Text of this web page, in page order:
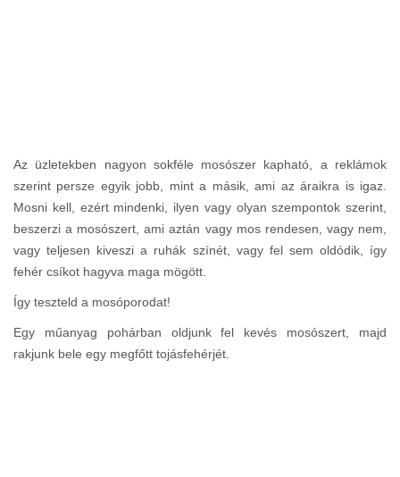
Az üzletekben nagyon sokféle mosószer kapható, a reklámok
szerint persze egyik jobb, mint a másik, ami az áraikra is igaz.
Mosni kell, ezért mindenki, ilyen vagy olyan szempontok szerint,
beszerzi a mosószert, ami aztán vagy mos rendesen, vagy nem,
vagy teljesen kiveszi a ruhák színét, vagy fel sem oldódik, így
fehér csíkot hagyva maga mögött.
Így teszteld a mosóporodat!
Egy műanyag pohárban oldjunk fel kevés mosószert, majd
rakjunk bele egy megfőtt tojásfehérjét.